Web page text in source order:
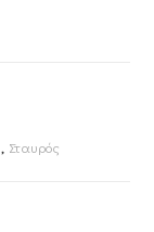
, Σταυρός